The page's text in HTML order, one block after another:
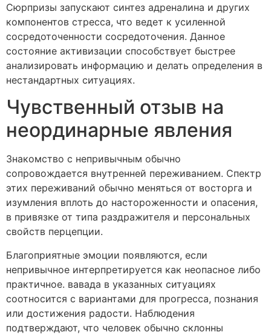
Сюрпризы запускают синтез адреналина и других
компонентов стресса, что ведет к усиленной
сосредоточенности сосредоточения. Данное
состояние активизации способствует быстрее
анализировать информацию и делать определения в
нестандартных ситуациях.
Чувственный отзыв на
неординарные явления
Знакомство с непривычным обычно
сопровождается внутренней переживанием. Спектр
этих переживаний обычно меняться от восторга и
изумления вплоть до настороженности и опасения,
в привязке от типа раздражителя и персональных
свойств перцепции.
Благоприятные эмоции появляются, если
непривычное интерпретируется как неопасное либо
практичное. вавада в указанных ситуациях
соотносится с вариантами для прогресса, познания
или достижения радости. Наблюдения
подтверждают, что человек обычно склонны